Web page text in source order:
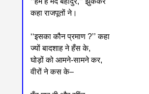
कहा राजपूतों ने।
‘‘इसका कौन प्रमाण ?’’ कहा
ज्यों बादशाह ने हँस के,
घोड़ों को आमने-सामने कर,
वीरों ने कस के–